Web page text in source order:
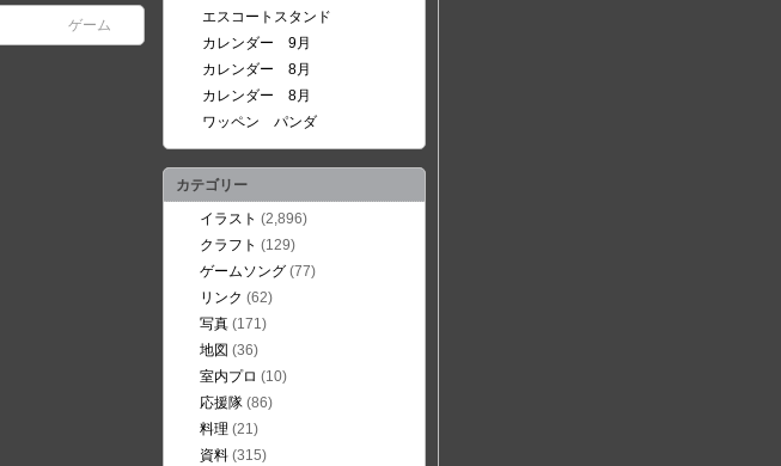
ゲーム
エスコートスタンド
カレンダー 9月
カレンダー 8月
カレンダー 8月
ワッペン パンダ
カテゴリー
イラスト (2,896)
クラフト (129)
ゲームソング (77)
リンク (62)
写真 (171)
地図 (36)
室内プロ (10)
応援隊 (86)
料理 (21)
資料 (315)